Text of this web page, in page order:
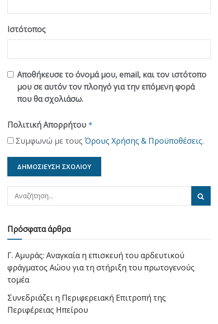
Ιστότοπος
Αποθήκευσε το όνομά μου, email, και τον ιστότοπο
μου σε αυτόν τον πλοηγό για την επόμενη φορά
που θα σχολιάσω.
Πολιτική Απορρήτου *
Συμφωνώ με τους Όρους Χρήσης & Προϋποθέσεις.
Πρόσφατα άρθρα
Γ. Αμυράς: Αναγκαία η επισκευή του αρδευτικού
φράγματος Αώου για τη στήριξη του πρωτογενούς
τομέα
Συνεδριάζει η Περιφερειακή Επιτροπή της
Περιφέρειας Ηπείρου